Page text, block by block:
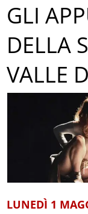
GLI
DELLA
VALLE
LUNEDÌ 1